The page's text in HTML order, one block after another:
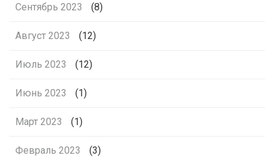
Сентябрь 2023 (8)
Август 2023 (12)
Июль 2023 (12)
Июнь 2023 (1)
Март 2023 (1)
Февраль 2023 (3)